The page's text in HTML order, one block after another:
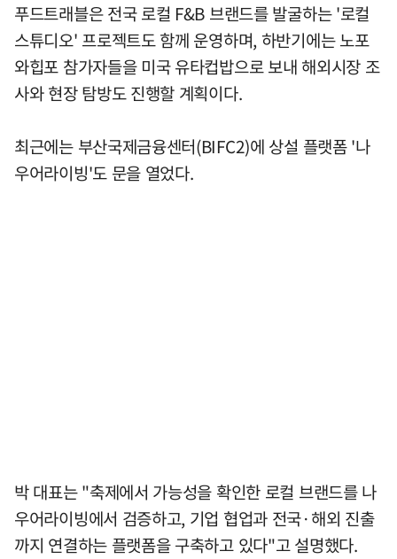
푸드트래블은 전국 로컬 F&B 브랜드를 발굴하는 '로컬
스튜디오' 프로젝트도 함께 운영하며, 하반기에는 노포
와힙포 참가자들을 미국 유타컵밥으로 보내 해외시장 조
사와 현장 탐방도 진행할 계획이다.
최근에는 부산국제금융센터(BIFC2)에 상설 플랫폼 '나
우어라이빙'도 문을 열었다.
박 대표는 "축제에서 가능성을 확인한 로컬 브랜드를 나
우어라이빙에서 검증하고, 기업 협업과 전국·해외 진출
까지 연결하는 플랫폼을 구축하고 있다"고 설명했다.